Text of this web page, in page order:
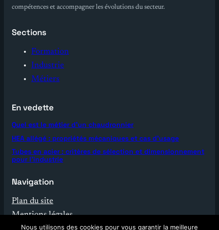
compétences et accompagner les évolutions du secteur.
Sections
Formation
Industrie
Métiers
En vedette
Quel est le métier d’un chaudronnier
HEA allégé : propriétés mécaniques et cas d’usage
Tubes en acier : critères de sélection et dimensionnement
pour l’industrie
Navigation
Plan du site
Mentions légales
Nous utilisons des cookies pour vous garantir la meilleure